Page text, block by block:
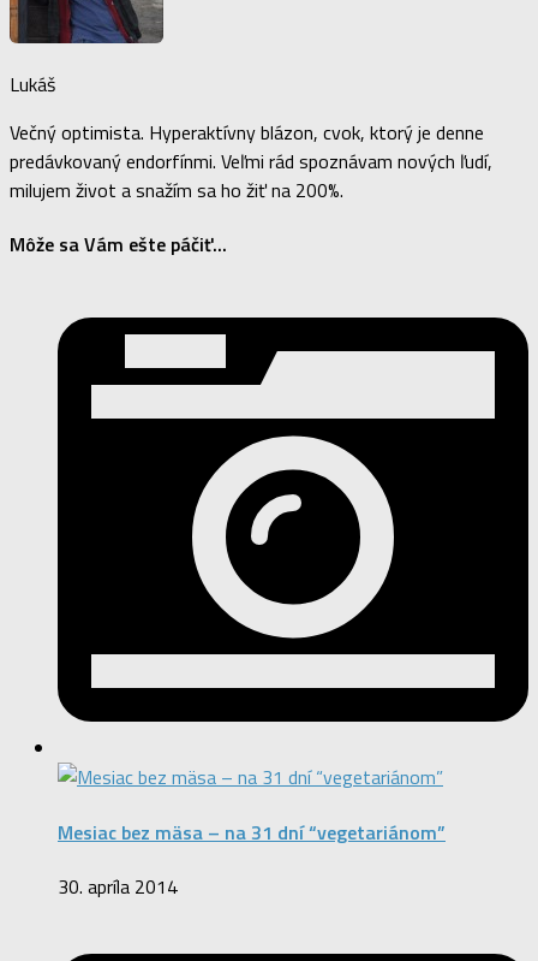
Lukáš
Večný optimista. Hyperaktívny blázon, cvok, ktorý je denne
predávkovaný endorfínmi. Veľmi rád spoznávam nových ľudí,
milujem život a snažím sa ho žiť na 200%.
Môže sa Vám ešte páčiť...
Mesiac bez mäsa – na 31 dní “vegetariánom”
30. apríla 2014